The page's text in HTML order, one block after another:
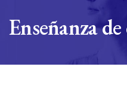
Acerca De SBH
Enseñanza